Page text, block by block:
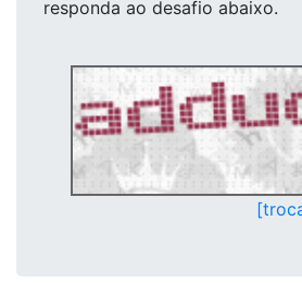
responda ao desafio abaixo.